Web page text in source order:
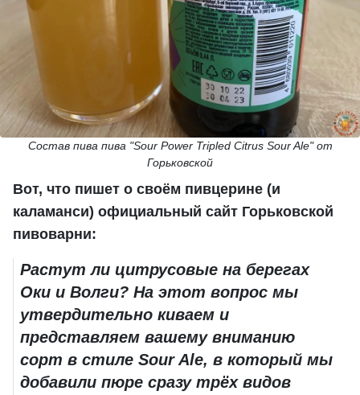
Состав пива пива "Sour Power Tripled Citrus Sour Ale" от
Горьковской
Вот, что пишет о своём пивцерине (и
каламанси) официальный сайт Горьковской
пивоварни:
Растут ли цитрусовые на берегах
Оки и Волги? На этот вопрос мы
утвердительно киваем и
представляем вашему вниманию
сорт в стиле Sour Ale, в который мы
добавили пюре сразу трёх видов